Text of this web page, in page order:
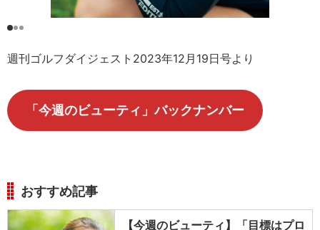
週刊ゴルフダイジェスト2023年12月19日号より
「今週のビューティ」バックナンバー
おすすめ記事
【今週のビューティ】「目標はプロ